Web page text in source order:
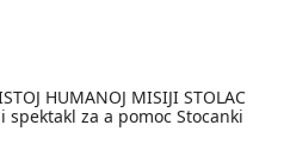
HUMANOJ MISIJI STOLAC
za a pomoc Stocanki